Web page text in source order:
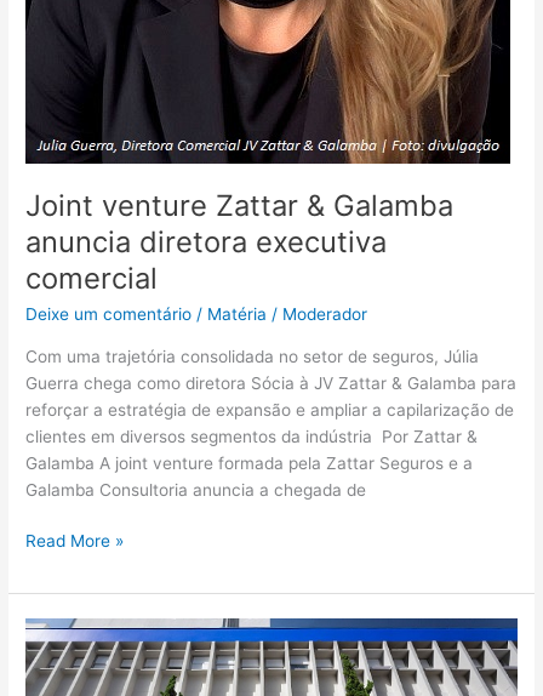
Joint venture Zattar & Galamba
anuncia diretora executiva
comercial
Deixe um comentário / Matéria / Moderador
Com uma trajetória consolidada no setor de seguros, Júlia
Guerra chega como diretora Sócia à JV Zattar & Galamba para
reforçar a estratégia de expansão e ampliar a capilarização de
clientes em diversos segmentos da indústria Por Zattar &
Galamba A joint venture formada pela Zattar Seguros e a
Galamba Consultoria anuncia a chegada de
Read More »
Hospital
Luz
Vila